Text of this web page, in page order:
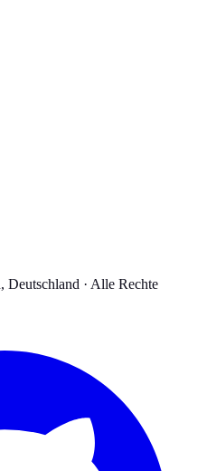
· Alle Rechte